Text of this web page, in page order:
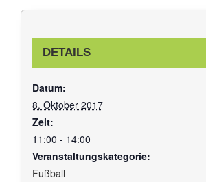
DETAILS
Datum:
8. Oktober 2017
Zeit:
11:00 - 14:00
Veranstaltungskategorie:
Fußball